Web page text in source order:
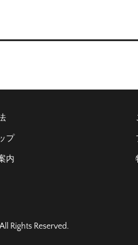
プ
内
Rights Reserved.